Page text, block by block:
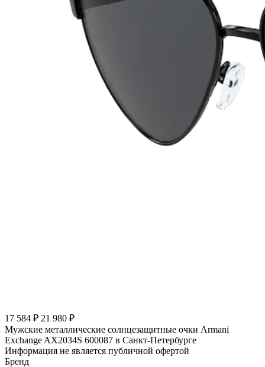
17 584 ₽ 21 980 ₽
Мужские металлические солнцезащитные очки Armani
Exchange AX2034S 600087 в Санкт-Петербурге
Информация не является публичной офертой
Бренд